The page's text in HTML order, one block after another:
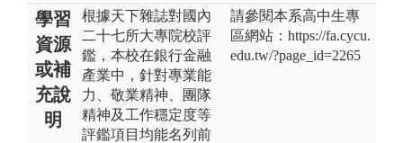
學習
資源
或補
充說
明
根據天下雜誌對國內
二十七所大專院校評
鑑，本校在銀行金融
產業中，針對專業能
力、敬業精神、團隊
精神及工作穩定度等
評鑑項目均能名列前
請參閱本系高中生專
區網站：https://fa.cycu.
edu.tw/?page_id=2265